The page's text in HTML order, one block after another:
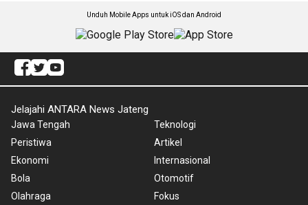
Unduh Mobile Apps untuk iOS dan Android
Jelajahi ANTARA News Jateng
Jawa Tengah
Peristiwa
Ekonomi
Bola
Olahraga
Teknologi
Artikel
Internasional
Otomotif
Fokus